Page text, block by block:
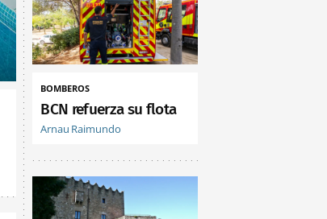
BOMBEROS
BCN refuerza su flota
Arnau Raimundo